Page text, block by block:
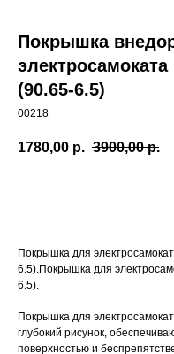
Покрышка
(90.65-6.5)
00218
1780,00 р. 3900,00 р.
Покрышка для
6.5).Покрышка для
6.5).
Покрышка для
глубокий рисунок,
поверхностью и